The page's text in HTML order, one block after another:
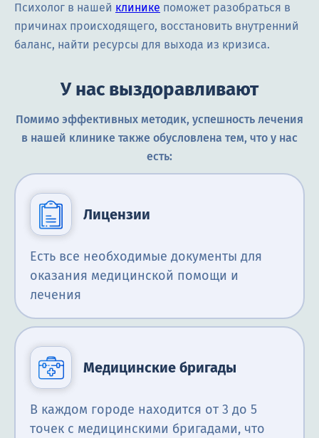
Психолог в нашей клинике поможет разобраться в
причинах происходящего, восстановить внутренний
баланс, найти ресурсы для выхода из кризиса.
У нас выздоравливают
Помимо эффективных методик, успешность лечения
в нашей клинике также обусловлена тем, что у нас
есть:
Лицензии
Есть все необходимые документы для
оказания медицинской помощи и
лечения
Медицинские бригады
В каждом городе находится от 3 до 5
точек с медицинскими бригадами, что